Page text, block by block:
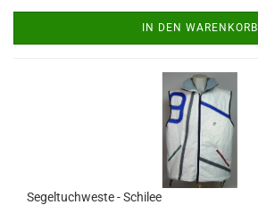
IN DEN WARENKORB
Segeltuchweste - Schilee